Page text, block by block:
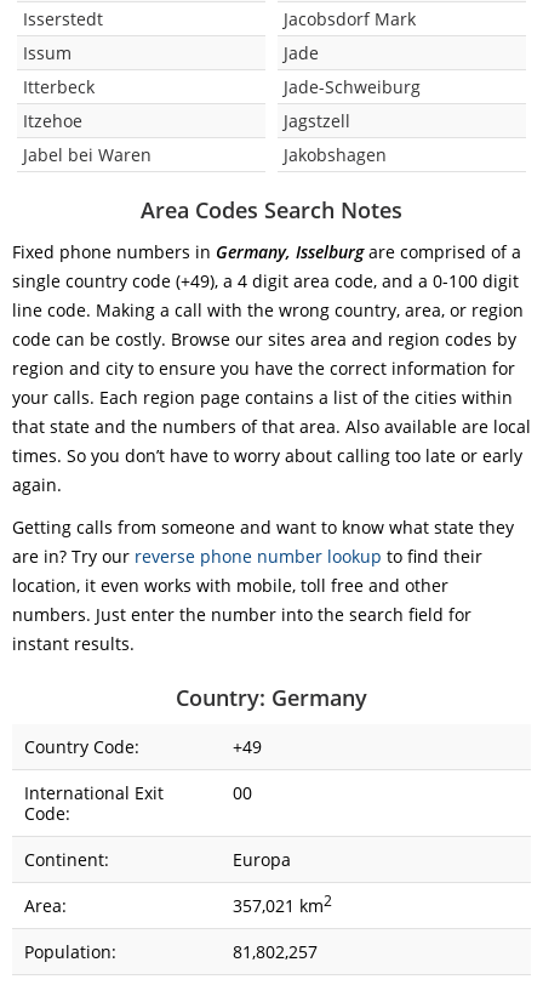
Isserstedt
Issum
Itterbeck
Itzehoe
Jabel bei Waren
Jacobsdorf Mark
Jade
Jade-Schweiburg
Jagstzell
Jakobshagen
Area Codes Search Notes
Fixed phone numbers in Germany, Isselburgare comprised of a
single country code (+49), a 4 digit area code, and a 0-100 digit
line code. Making a call with the wrong country, area, or region
code can be costly. Browse our sites area and region codes by
region and city to ensure you have the correct information for
your calls. Each region page contains a list of the cities within
that state and the numbers of that area. Also available are local
times. So you don’t have to worry about calling too late or early
again.
Getting calls from someone and want to know what state they
are in? Try our reverse phone number lookup to find their
location, it even works with mobile, toll free and other
numbers. Just enter the number into the search field for
instant results.
Country: Germany
Country Code:
+49
International Exit
Code:
00
Continent:
Europa
Area:
357,021 km2
Population:
81,802,257